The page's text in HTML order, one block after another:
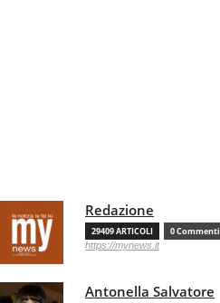
Redazione
29409 ARTICOLI 0 Commenti
https://mynews.it
Antonella Salvatore